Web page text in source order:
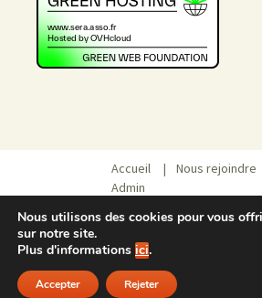
Accueil | Nous rejoindre
Admin
Nous utilisons des cookies pour vous
sur notre site.
Plus d'informations ici.
Accepter Rejeter